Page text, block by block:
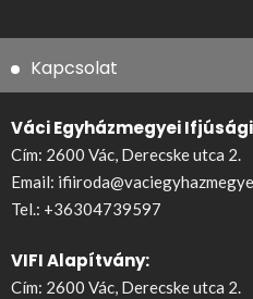
Kapcsolat
Váci Egyházmegyei
Cím: 2600 Vác, Derecske utca 2.
Email:
Tel.: +36304739597
VIFI Alapítvány:
Cím: 2600 Vác, Derecske utca 2.